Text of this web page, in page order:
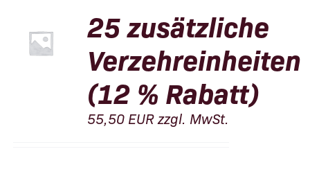
25 zusätzliche
Verzehreinheiten
(12 % Rabatt)
55,50EURzzgl. MwSt.